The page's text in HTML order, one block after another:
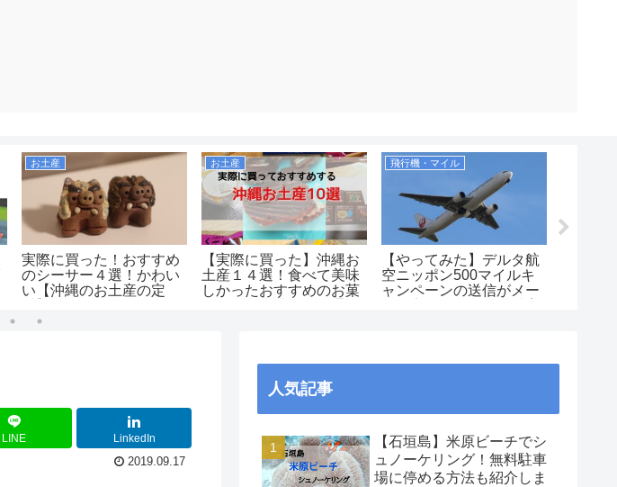
お土産
実際に買った！おすすめ
のシーサー４選！かわい
い【沖縄のお土産の定
お土産
【実際に買った】沖縄お
土産１４選！食べて美味
しかったおすすめのお菓
飛行機・マイル
【やってみた】デルタ航
空ニッポン500マイルキ
ャンペーンの送信がメー
LINE
LinkedIn
2019.09.17
人気記事
【石垣島】米原ビーチでシ
ュノーケリング！無料駐車
場に停める方法も紹介しま